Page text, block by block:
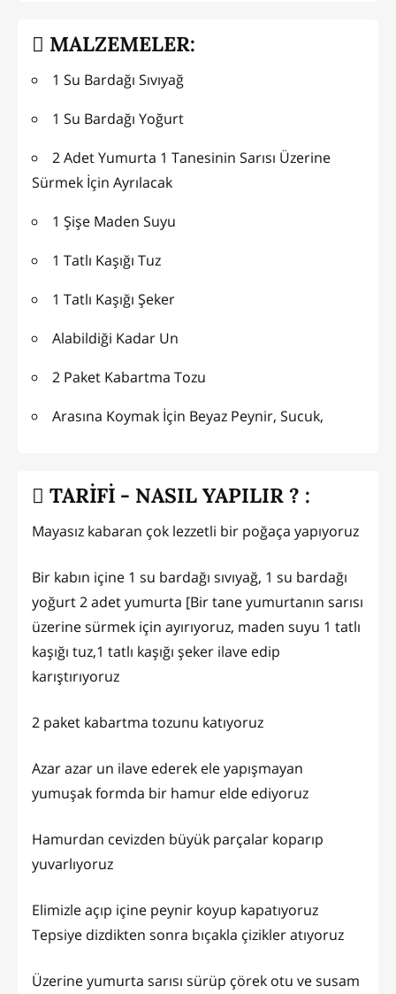
MALZEMELER:
1 Su Bardağı Sıvıyağ
1 Su Bardağı Yoğurt
2 Adet Yumurta 1 Tanesinin Sarısı Üzerine
Sürmek İçin Ayrılacak
1 Şişe Maden Suyu
1 Tatlı Kaşığı Tuz
1 Tatlı Kaşığı Şeker
Alabildiği Kadar Un
2 Paket Kabartma Tozu
Arasına Koymak İçin Beyaz Peynir, Sucuk,
TARİFİ - NASIL YAPILIR ? :
Mayasız kabaran çok lezzetli bir poğaça yapıyoruz
Bir kabın içine 1 su bardağı sıvıyağ, 1 su bardağı
yoğurt 2 adet yumurta [Bir tane yumurtanın sarısı
üzerine sürmek için ayırıyoruz, maden suyu 1 tatlı
kaşığı tuz,1 tatlı kaşığı şeker ilave edip
karıştırıyoruz
2 paket kabartma tozunu katıyoruz
Azar azar un ilave ederek ele yapışmayan
yumuşak formda bir hamur elde ediyoruz
Hamurdan cevizden büyük parçalar koparıp
yuvarlıyoruz
Elimizle açıp içine peynir koyup kapatıyoruz
Tepsiye dizdikten sonra bıçakla çizikler atıyoruz
Üzerine yumurta sarısı sürüp çörek otu ve susam